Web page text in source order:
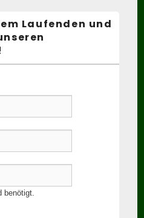
Laufenden und
benötigt.